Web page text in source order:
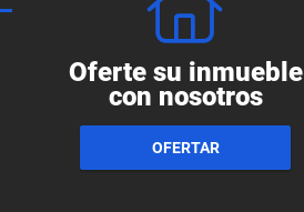
Oferte su inmueble
con nosotros
OFERTAR